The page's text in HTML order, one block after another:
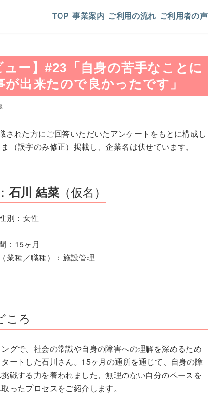
TOP 事業案内 ご利用の流れ ご利用者の声
ュー】#23「自身の苦手なことに
出来たので良かったです」
された方にご回答いただいたアンケートをもとに構成し
（誤字のみ修正）掲載し、企業名は伏せています。
石川 結菜 （仮名）
別：女性
：15ヶ月
業種／職種）：施設管理
ころ
グで、社会の常識や自身の障害への理解を深めるため
ートした石川さん。15ヶ月の通所を通じて、自身の障
戦する力を養われました。無理のない自分のペースを
ったプロセスをご紹介します。